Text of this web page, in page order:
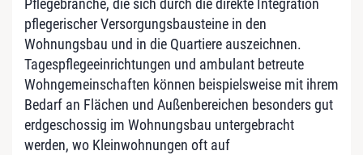
Pflegebranche, die sich durch die direkte Integration
pflegerischer Versorgungsbausteine in den
Wohnungsbau und in die Quartiere auszeichnen.
Tagespflegeeinrichtungen und ambulant betreute
Wohngemeinschaften können beispielsweise mit ihrem
Bedarf an Flächen und Außenbereichen besonders gut
erdgeschossig im Wohnungsbau untergebracht
werden, wo Kleinwohnungen oft auf